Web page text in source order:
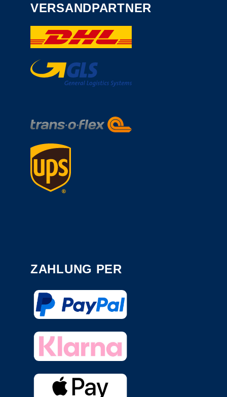
VERSANDPARTNER
ZAHLUNG PER